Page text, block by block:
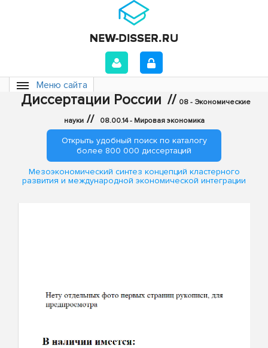
Меню сайта
Диссертации России // 08 - Экономические
науки // 08.00.14 - Мировая экономика
Открыть удобный поиск по каталогу
более 800 000 диссертаций
Мезоэкономический синтез концепций кластерного
развития и международной экономической интеграции